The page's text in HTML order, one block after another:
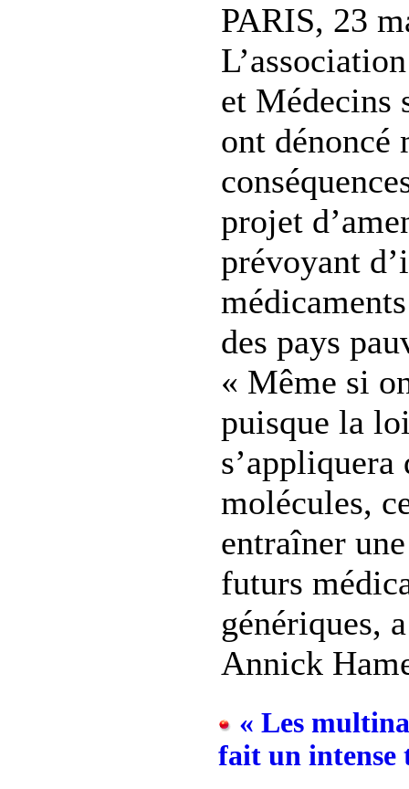
PARIS, 23
et Médecins
ont dénoncé
projet
prévoyant
des pays
« Même si
puisque la
s’appliquera
molécules,
entraîner
futurs
génériques,
Annick
« Les
fait un